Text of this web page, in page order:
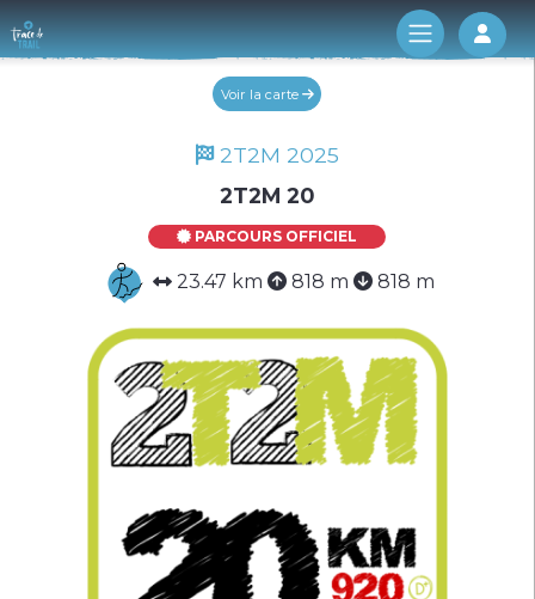
Log
Voir la carte
2T2M 2025
2T2M 20
PARCOURS OFFICIEL
23.47 km 818 m 818 m